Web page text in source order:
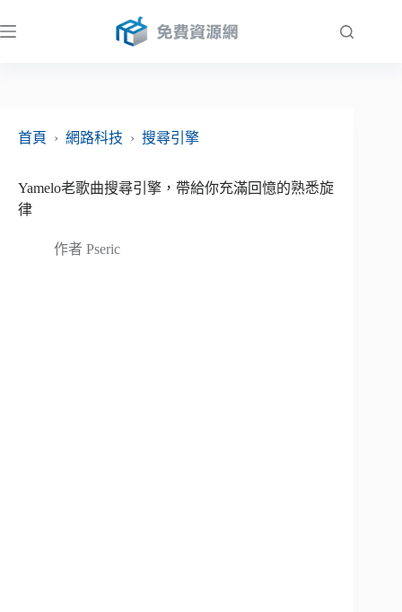
至
首頁
› 網路科技 › 搜尋引擎
Yamelo老歌曲搜尋引擎，帶給你充滿回憶的熟悉旋
律
作者 Pseric